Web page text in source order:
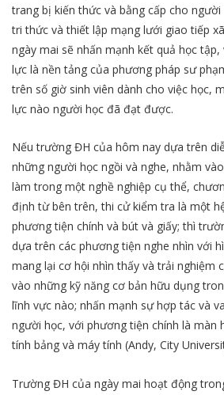
trang bị kiến thức và bằng cấp cho
tri thức và thiết lập mạng lưới giao tiếp
ngày mai sẽ nhấn mạnh kết quả học
lực là nền tảng của phương pháp sư
trên số giờ sinh viên dành cho việc học,
lực nào người học đã đạt được.
Nếu trường ĐH của hôm nay dựa trên
những người học ngồi và nghe, nhằm
làm trong một nghề nghiệp cụ thể,
định từ bên trên, thi cử kiểm tra là một
phương tiện chính và bút và giấy; thì
dựa trên các phương tiện nghe nhìn với
mang lại cơ hội nhìn thấy và trải nghiệm
vào những kỹ năng cơ bản hữu dụng
lĩnh vực nào; nhấn mạnh sự hợp tác và
người học, với phương tiện chính là màn
tính bảng và máy tính (Andy, City
Trường ĐH của ngày mai hoạt động